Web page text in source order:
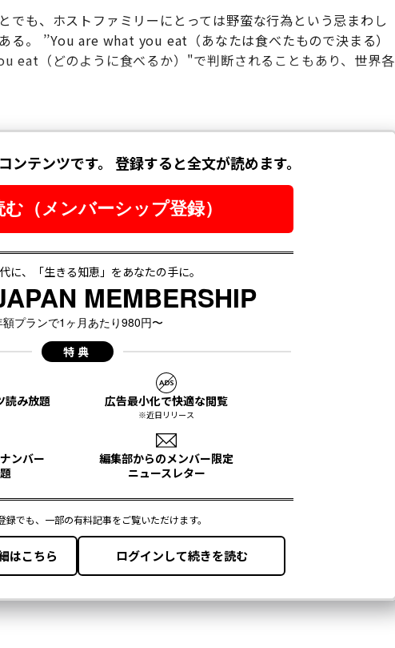
でも、ホストファミリーにとっては野蛮な行為という忌まわし
る。 ’’You are what you eat（あなたは食べたもので決まる）
eat（どのように食べるか）"で判断されることもあり、世界各